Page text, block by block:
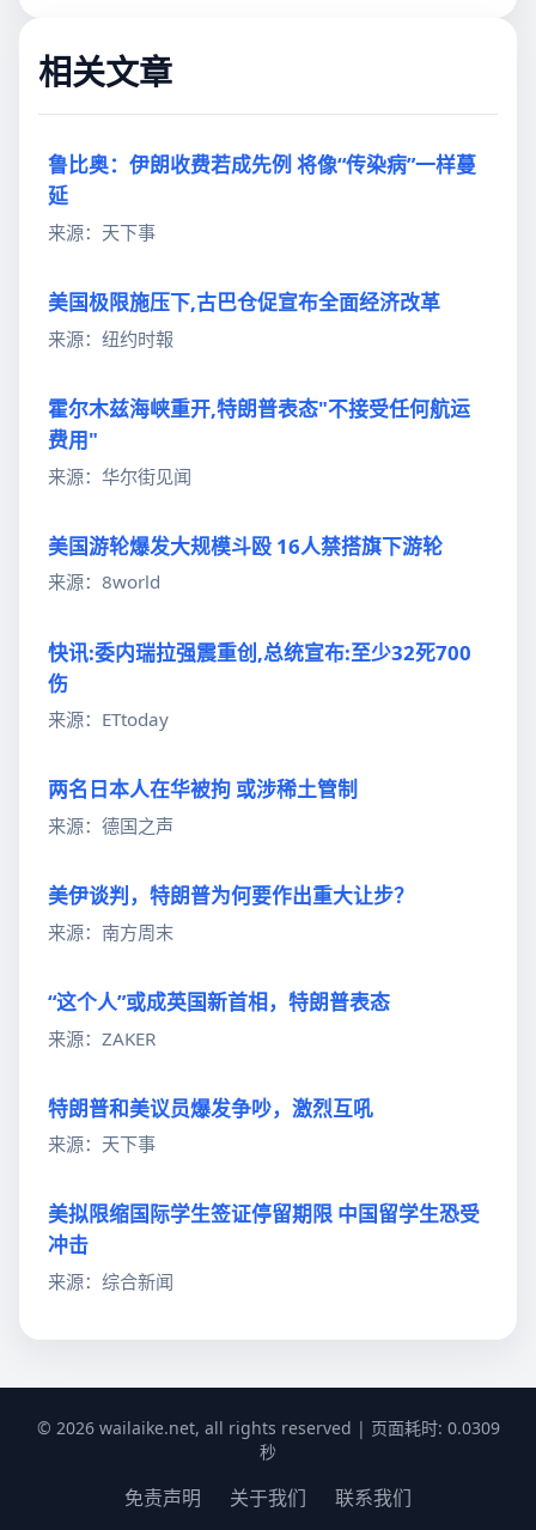
相关文章
鲁比奥：伊朗收费若成先例 将像“传染病”一样蔓
延
来源：天下事
美国极限施压下,古巴仓促宣布全面经济改革
来源：纽约时報
霍尔木兹海峡重开,特朗普表态"不接受任何航运
费用"
来源：华尔街见闻
美国游轮爆发大规模斗殴 16人禁搭旗下游轮
来源：8world
快讯:委内瑞拉强震重创,总统宣布:至少32死700
伤
来源：ETtoday
两名日本人在华被拘 或涉稀土管制
来源：德国之声
美伊谈判，特朗普为何要作出重大让步？
来源：南方周末
“这个人”或成英国新首相，特朗普表态
来源：ZAKER
特朗普和美议员爆发争吵，激烈互吼
来源：天下事
美拟限缩国际学生签证停留期限 中国留学生恐受
冲击
来源：综合新闻
© 2026 wailaike.net, all rights reserved | 页面耗时: 0.0309
秒
免责声明 关于我们 联系我们